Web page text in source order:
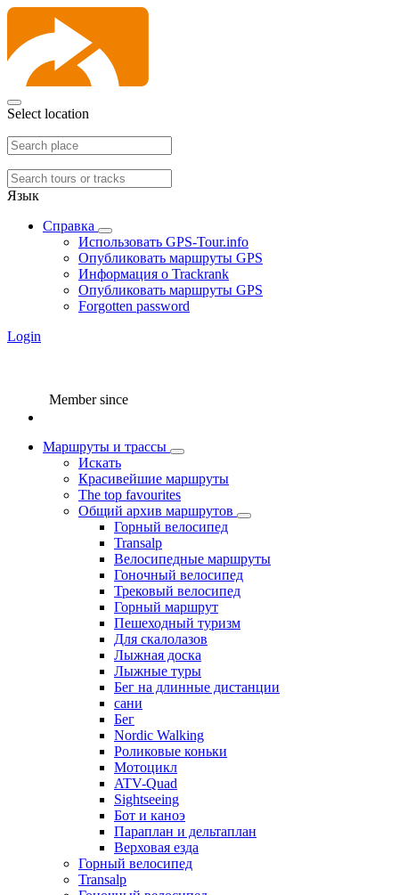
Select location
Язык
Справка
Использовать GPS-Tour.info
Опубликовать маршруты GPS
Информация о Trackrank
Опубликовать маршруты GPS
Forgotten password
Login
Member since
Маршруты и трассы
Искать
Красивейшие маршруты
The top favourites
Общий архив маршрутов
Горный велосипед
Transalp
Велосипедные маршруты
Гоночный велосипед
Трековый велосипед
Горный маршрут
Пешеходный туризм
Для скалолазов
Лыжная доска
Лыжные туры
Бег на длинные дистанции
сани
Бег
Nordic Walking
Роликовые коньки
Мотоцикл
ATV-Quad
Sightseeing
Бот и каноэ
Параплан и дельтаплан
Верховая езда
Горный велосипед
Transalp